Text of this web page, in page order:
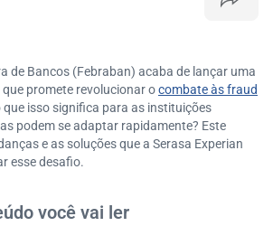
de Bancos (Febraban) acaba de lançar uma
promete revolucionar ocombate às fraud
que isso significa para as instituições
podem se adaptar rapidamente? Este
e as soluções que a Serasa Experian
esse desafio.
você vai ler